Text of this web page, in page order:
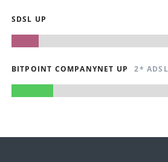
SDSL UP
BITPOINT COMPANYNET UP 2*